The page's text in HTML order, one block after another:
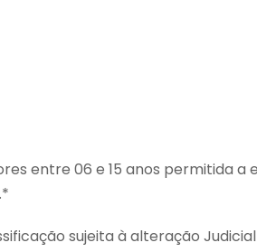
entre 06 e 15 anos permitida
sujeita à alteração Judicial